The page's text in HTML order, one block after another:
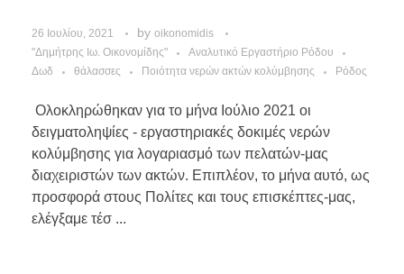
26 Ιουλίου, 2021 by oikonomidis
"Δημήτρης Ιω. Οικονομίδης"
Αναλυτικό Εργαστήριο Ρόδου
Δωδ
θάλασσες Ποιότητα νερών ακτών κολύμβησης Ρόδος
Ολοκληρώθηκαν για το μήνα Ιούλιο 2021 οι
δειγματοληψίες - εργαστηριακές δοκιμές νερών
κολύμβησης για λογαριασμό των πελατών-μας
διαχειριστών των ακτών. Επιπλέον, το μήνα αυτό, ως
προσφορά στους Πολίτες και τους επισκέπτες-μας,
ελέγξαμε τέσ ...